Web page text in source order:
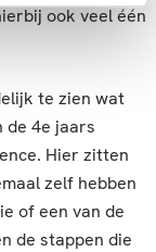
ook veel één
te zien wat
de 4e jaars
Hier zitten
zelf hebben
of een van de
de stappen die